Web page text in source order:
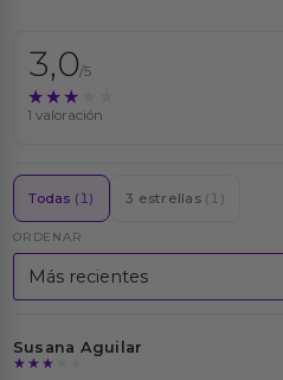
3,0/5
★★★★★
★★★★★
1 valoración
Todas (1) 3 estrellas (1)
ORDENAR
Susana Aguilar
★★★★★
★★★★★